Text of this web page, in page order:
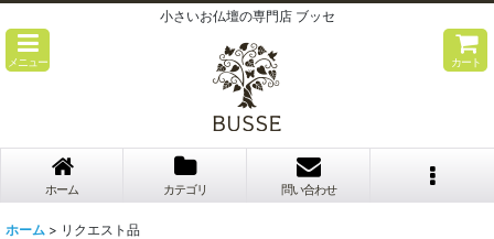
小さいお仏壇の専門店 ブッセ
メニュー カート
ホーム カテゴリ 問い合わせ
ホーム > リクエスト品